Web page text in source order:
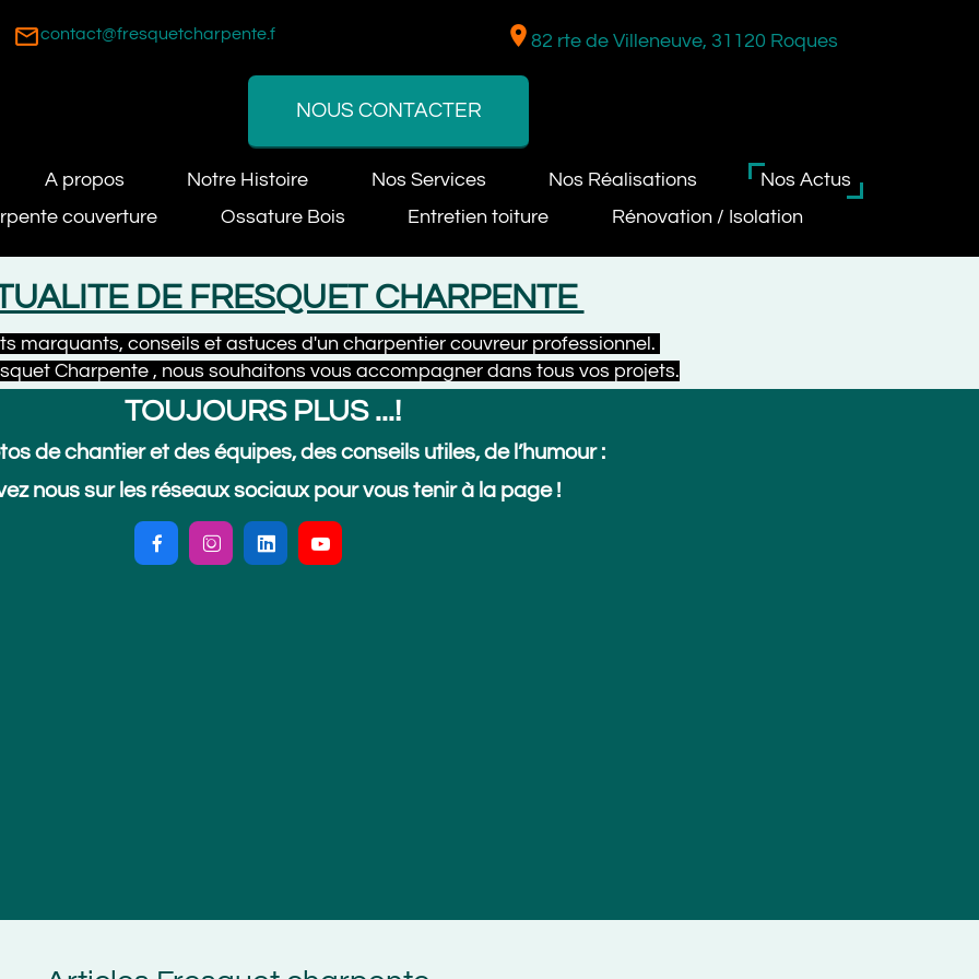
Notre Histoire Nos Services Nos Réalisations Nos Actus
NOUS CONTACTER
82 rte de Villeneuve, 31120 Roques
Ossature Bois Entretien toiture Rénovation / Isolation
DE FRESQUET CHARPENTE
conseils et astuces d'un charpentier couvreur professionnel.
, nous souhaitons vous accompagner dans tous vos projets.
TOUJOURS PLUS ...!
et des équipes, des conseils utiles, de l’humour :
sur les réseaux sociaux pour vous tenir à la page !